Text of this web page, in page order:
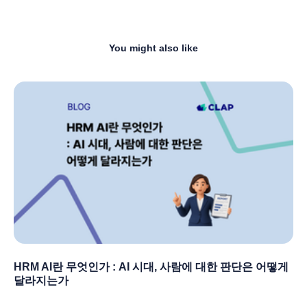
You might also like
HRM AI란 무엇인가 : AI 시대, 사람에 대한 판단은 어떻게
달라지는가